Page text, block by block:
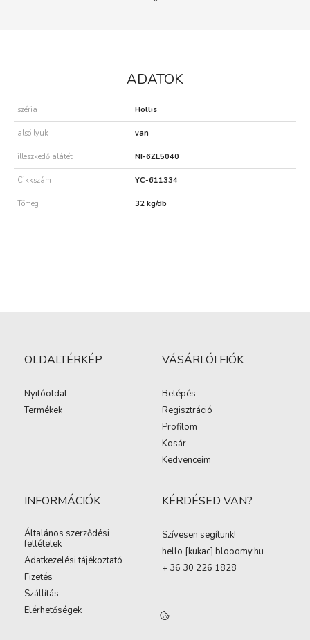
ADATOK
széria Hollis
alsó lyuk van
illeszkedő alátét NI-6ZL5040
Cikkszám YC-611334
Tömeg 32 kg/db
OLDALTÉRKÉP
Nyitóoldal
Termékek
VÁSÁRLÓI FIÓK
Belépés
Regisztráció
Profilom
Kosár
Kedvenceim
INFORMÁCIÓK
Általános szerződési
feltételek
Adatkezelési tájékoztató
Fizetés
Szállítás
Elérhetőségek
KÉRDÉSED VAN?
Szívesen segítünk!
hello [kukac] blooomy.hu
+ 36 30 226 1828